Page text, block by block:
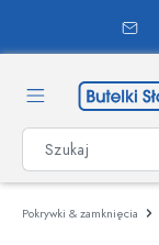
zawartości
Pokrywki & zamknięcia